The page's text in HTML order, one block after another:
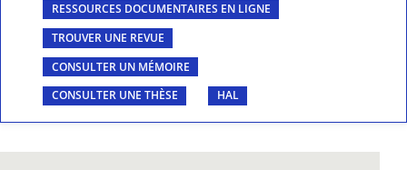
RESSOURCES DOCUMENTAIRES EN LIGNE
TROUVER UNE REVUE
CONSULTER UN MÉMOIRE
CONSULTER UNE THÈSE
HAL